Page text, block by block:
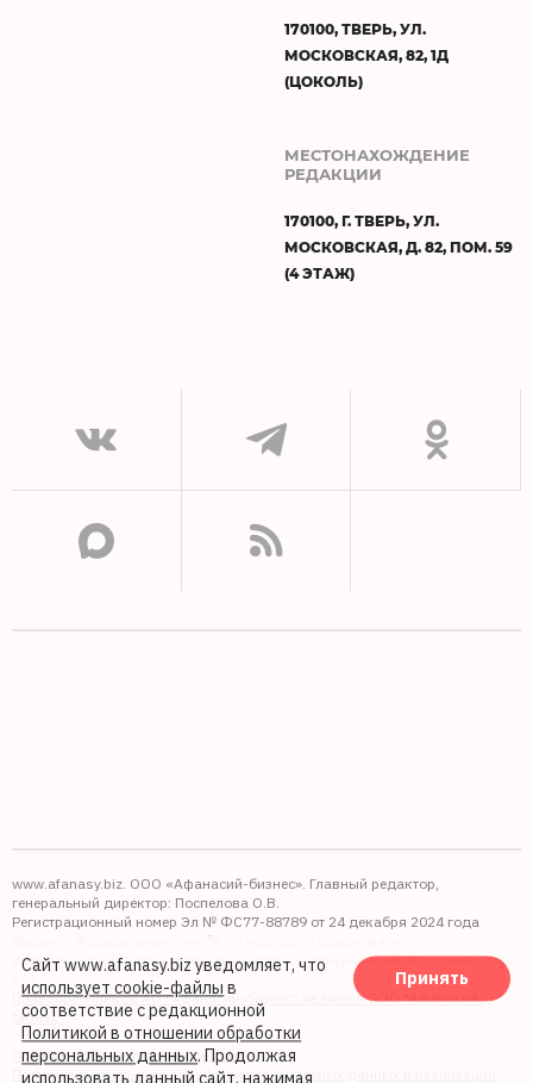
170100, ТВЕРЬ, УЛ.
МОСКОВСКАЯ, 82, 1Д
(ЦОКОЛЬ)
МЕСТОНАХОЖДЕНИЕ
РЕДАКЦИИ
170100, Г. ТВЕРЬ, УЛ.
МОСКОВСКАЯ, Д. 82, ПОМ. 59
(4 ЭТАЖ)
www.afanasy.biz. ООО «Афанасий-бизнес». Главный редактор,
генеральный директор: Поспелова О.В.
Регистрационный номер Эл № ФС77-88789 от 24 декабря 2024 года
Выдано: Федеральная служба по надзору в сфере связи,
информационных технологий и массовых коммуникаций (Роскомнадзор).
Правопреемником АО "Афанасий-бизнес" является ООО "Афанасий-
бизнес"
Политика обработки файлов cookie
Политика в отношении обработки персональных данных и реализации
Сайт www.afanasy.biz уведомляет, что
использует cookie-файлы в
соответствие с редакционной
Политикой в отношении обработки
персональных данных. Продолжая
использовать данный сайт, нажимая
Принять